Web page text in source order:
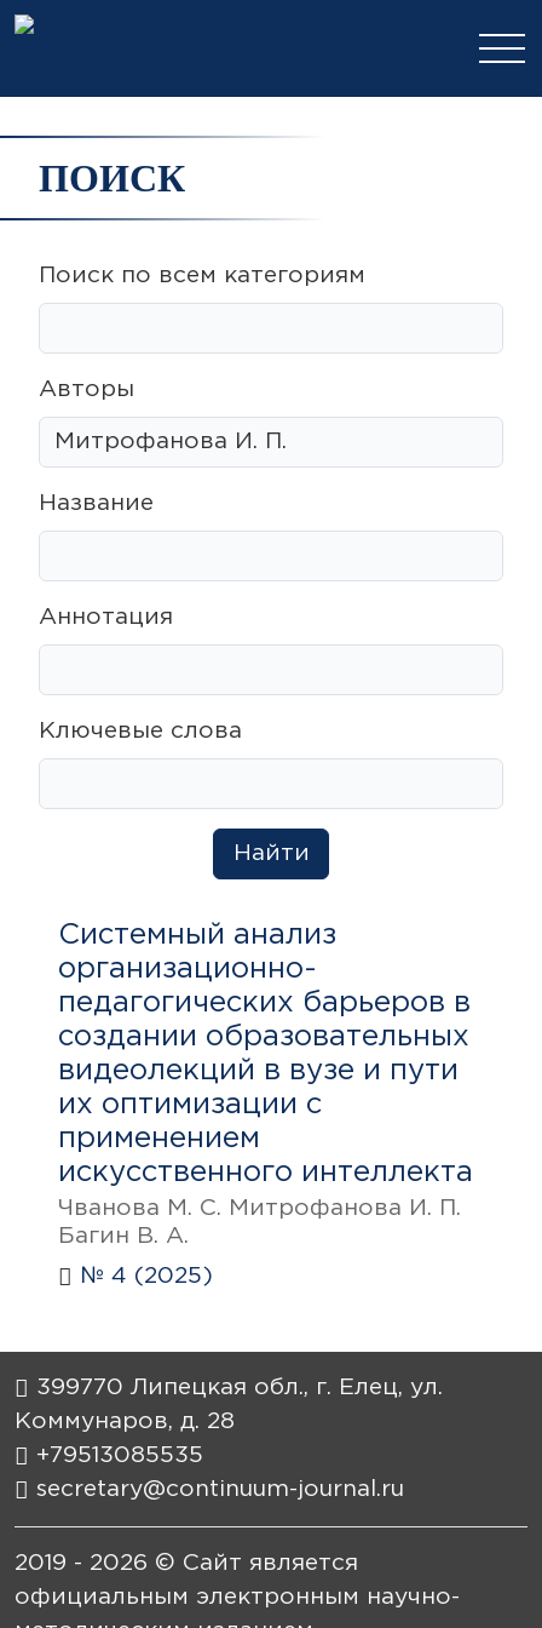
ПОИСК
Поиск по всем категориям
Авторы
Название
Аннотация
Ключевые слова
Найти
Системный анализ
организационно-
педагогических барьеров в
создании образовательных
видеолекций в вузе и пути
их оптимизации с
применением
искусственного интеллекта
Чванова М. С. Митрофанова И. П.
Багин В. А.
№ 4 (2025)
399770 Липецкая обл., г. Елец, ул.
Коммунаров, д. 28
+79513085535
secretary@continuum-journal.ru
2019 - 2026 © Сайт является
официальным электронным научно-